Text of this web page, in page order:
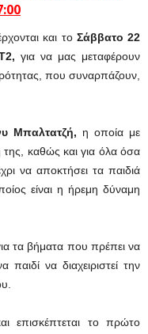
και το Σάββατο 22
για να μας μεταφέρουν
που συναρπάζουν,
Μπαλτατζή, η οποία με
της, καθώς και για όλα όσα
να αποκτήσει τα παιδιά
είναι η ήρεμη δύναμη
τα βήματα που πρέπει να
να διαχειριστεί την
επισκέπτεται το πρώτο